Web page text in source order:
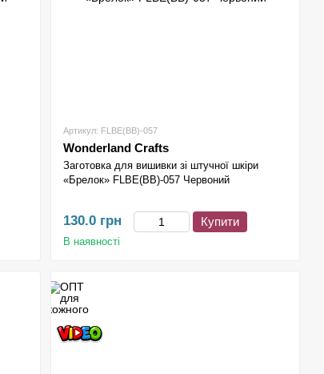
Артикул: FLBE(BB)-057
Wonderland Crafts
Заготовка для вишивки зі штучної шкіри
«Брелок» FLBE(BB)-057 Червоний
130.0 грн Купити
В наявності